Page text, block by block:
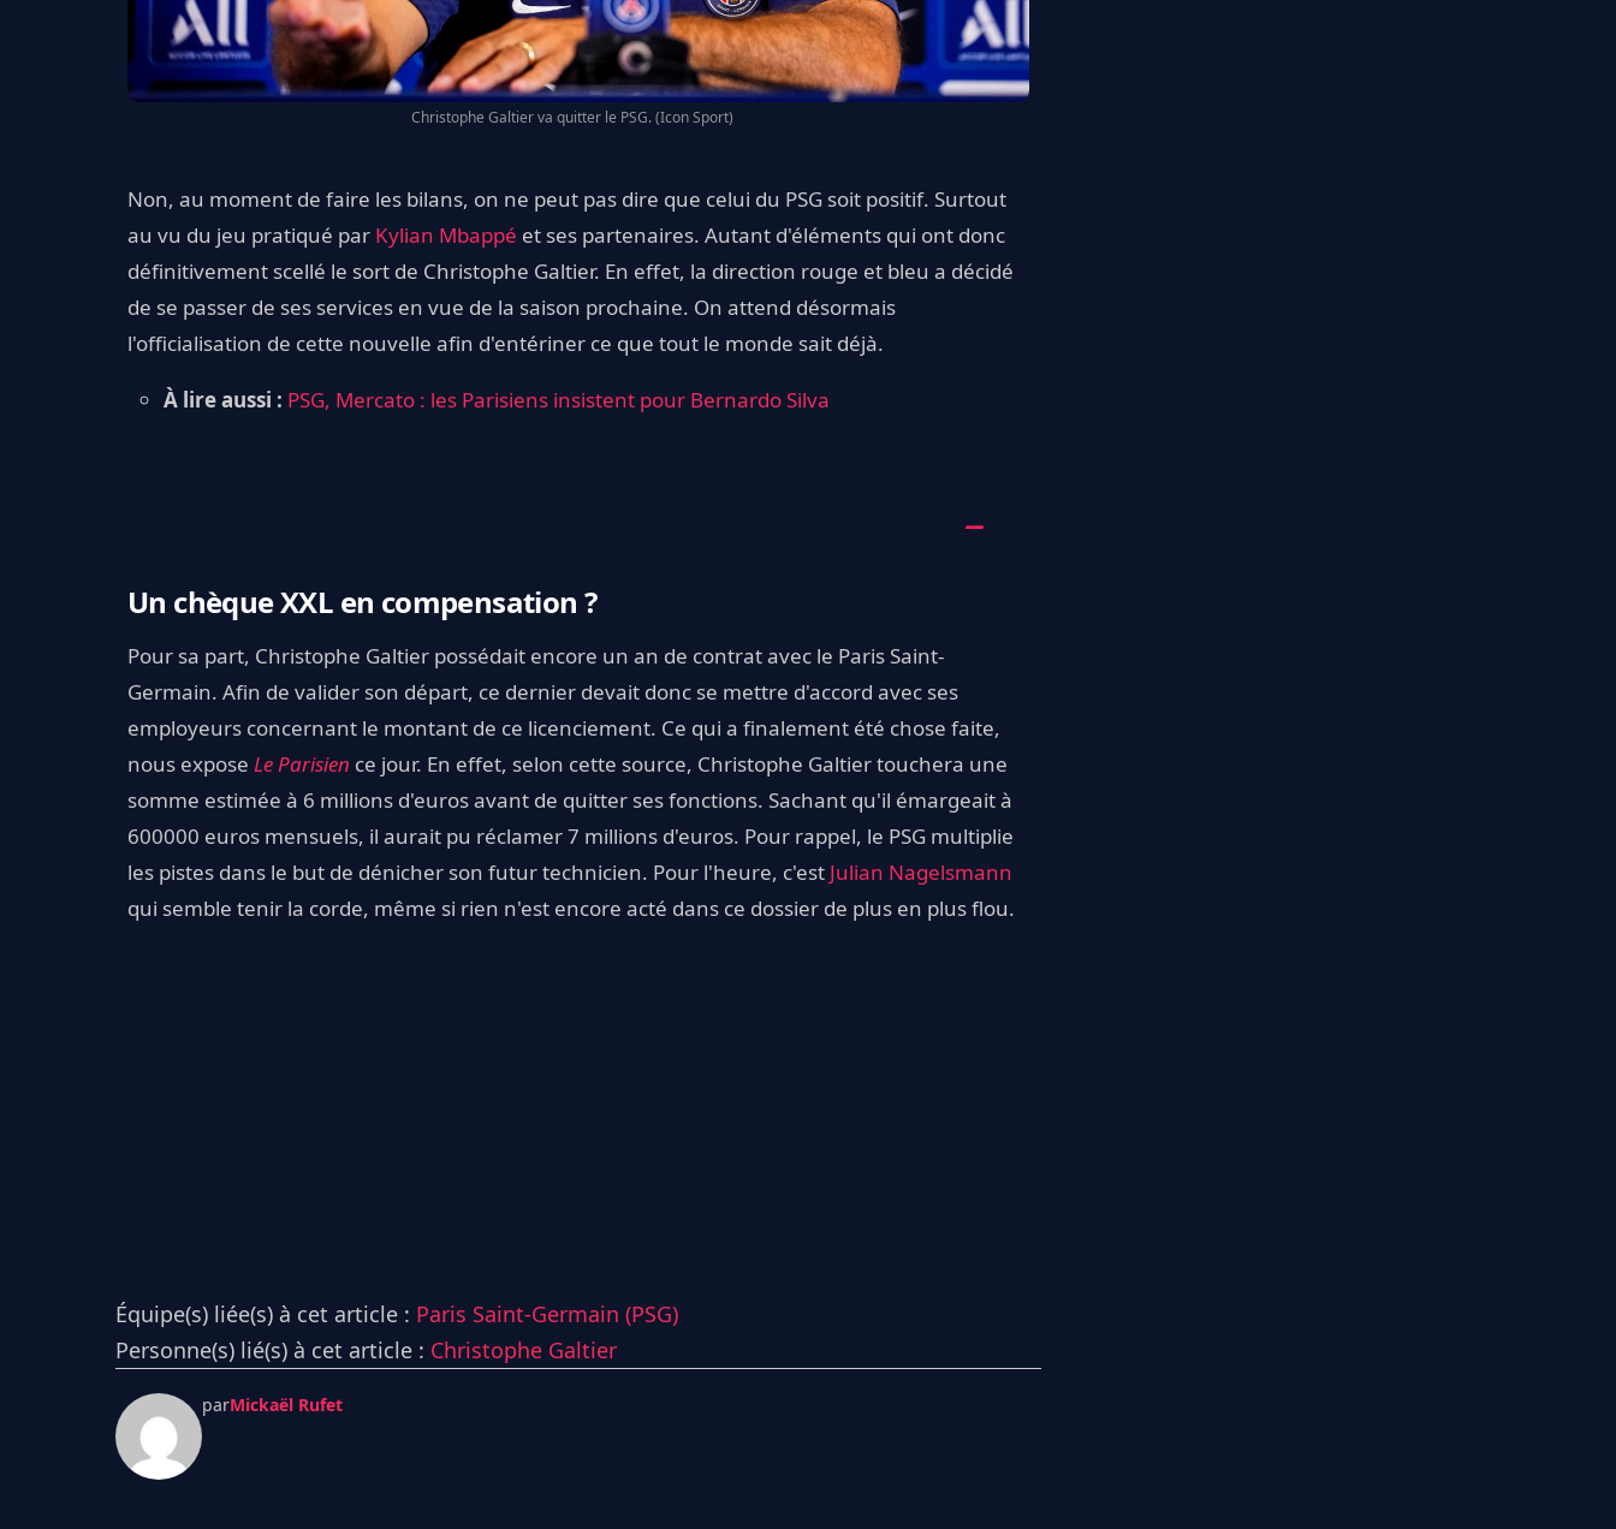
Christophe Galtier va quitter le PSG. (Icon Sport)
Non, au moment de faire les bilans, on ne peut pas dire que celui du PSG soit positif. Surtout
au vu du jeu pratiqué par Kylian Mbappé et ses partenaires. Autant d'éléments qui ont donc
définitivement scellé le sort de Christophe Galtier. En effet, la direction rouge et bleu a décidé
de se passer de ses services en vue de la saison prochaine. On attend désormais
l'officialisation de cette nouvelle afin d'entériner ce que tout le monde sait déjà.
À lire aussi : PSG, Mercato : les Parisiens insistent pour Bernardo Silva
Un chèque XXL en compensation ?
Pour sa part, Christophe Galtier possédait encore un an de contrat avec le Paris Saint-
Germain. Afin de valider son départ, ce dernier devait donc se mettre d'accord avec ses
employeurs concernant le montant de ce licenciement. Ce qui a finalement été chose faite,
nous expose Le Parisien ce jour. En effet, selon cette source, Christophe Galtier touchera une
somme estimée à 6 millions d'euros avant de quitter ses fonctions. Sachant qu'il émargeait à
600000 euros mensuels, il aurait pu réclamer 7 millions d'euros. Pour rappel, le PSG multiplie
les pistes dans le but de dénicher son futur technicien. Pour l'heure, c'est Julian Nagelsmann
qui semble tenir la corde, même si rien n'est encore acté dans ce dossier de plus en plus flou.
Équipe(s) liée(s) à cet article : Paris Saint-Germain (PSG)
Personne(s) lié(s) à cet article : Christophe Galtier
parMickaël Rufet